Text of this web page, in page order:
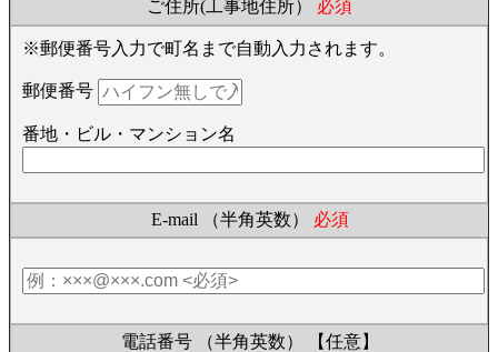
ご住所(工事地住所） 必須
※郵便番号入力で町名まで自動入力されます。
郵便番号
番地・ビル・マンション名
E-mail （半角英数） 必須
電話番号 （半角英数） 【任意】